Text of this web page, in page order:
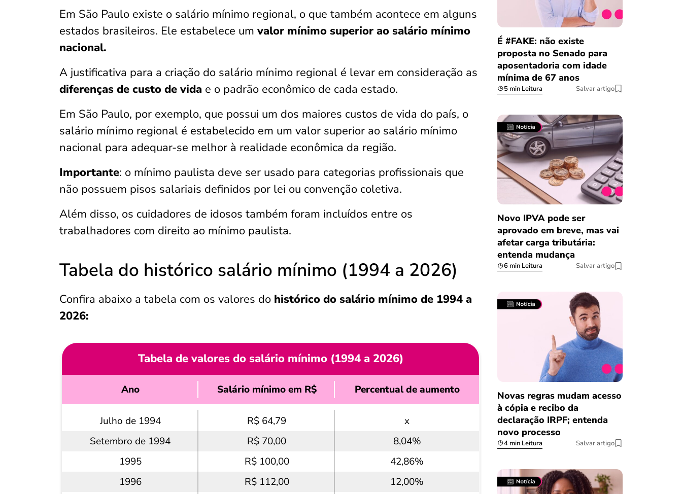
Em São Paulo existe o salário mínimo regional, o que também acontece em alguns
estados brasileiros. Ele estabelece um valor mínimo superior ao salário mínimo
nacional.
A justificativa para a criação do salário mínimo regional é levar em consideração as
diferenças de custo de vida e o padrão econômico de cada estado.
Em São Paulo, por exemplo, que possui um dos maiores custos de vida do país, o
salário mínimo regional é estabelecido em um valor superior ao salário mínimo
nacional para adequar-se melhor à realidade econômica da região.
Importante: o mínimo paulista deve ser usado para categorias profissionais que
não possuem pisos salariais definidos por lei ou convenção coletiva.
Além disso, os cuidadores de idosos também foram incluídos entre os
trabalhadores com direito ao mínimo paulista.
Tabela do histórico salário mínimo (1994 a 2026)
Confira abaixo a tabela com os valores do histórico do salário mínimo de 1994 a
2026:
Tabela de valores do salário mínimo (1994 a 2026)
Ano Salário mínimo em R$ Percentual de aumento
Julho de 1994 R$ 64,79
x
Setembro de 1994
R$ 70,00
8,04%
1995
R$ 100,00
42,86%
1996
R$ 112,00 12,00%
É #FAKE: não existe
proposta no Senado para
aposentadoria com idade
mínima de 67 anos
5 min Leitura Salvar artigo
Novo IPVA pode ser
aprovado em breve, mas vai
afetar carga tributária:
entenda mudança
6 min Leitura Salvar artigo
Novas regras mudam acesso
à cópia e recibo da
declaração IRPF; entenda
novo processo
4 min Leitura Salvar artigo